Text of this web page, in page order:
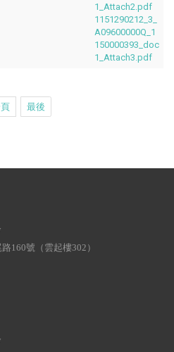
1_Attach2.pdf
1151290212_3_
A09600000Q_1
150000393_doc
1_Attach3.pdf
最後
160號（雲起樓302）